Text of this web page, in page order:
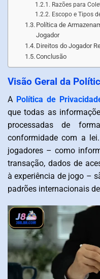
Razões para
Escopo e Tipos
Política de
Jogador
Direitos do Jogador
Conclusão
Visão Geral da
A Política de
que todas as
processadas de
conformidade com a
jogadores – como
transação, dados de
à experiência de jogo –
padrões internacionais